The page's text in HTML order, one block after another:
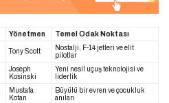
Yönetmen
Temel Odak Noktası
Tony Scott
Nostalji, F-14 jetleri ve elit
pilotlar
Joseph
Kosinski
Yeni nesil uçuş teknolojisi ve
liderlik
Mustafa
Kotan
Büyülü bir evren ve çocukluk
anıları